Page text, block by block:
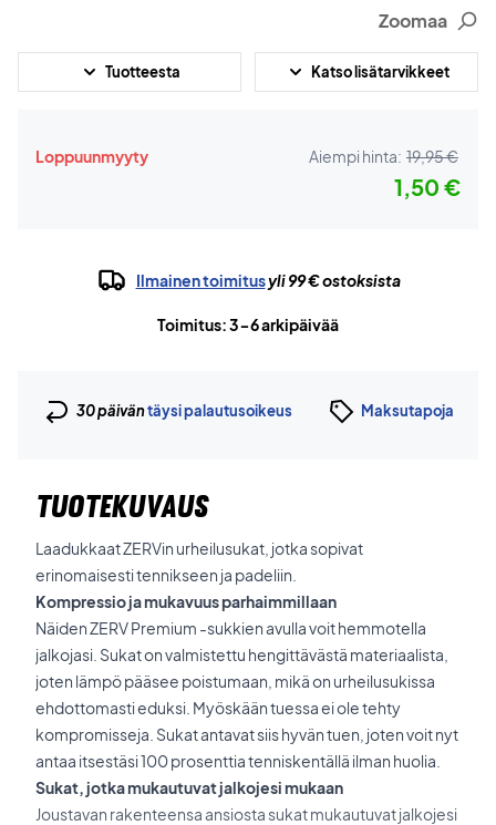
Zoomaa
Tuotteesta Katso lisätarvikkeet
Loppuunmyyty Aiempi hinta: 19,95 €
1,50 €
Ilmainen toimitusyli 99 € ostoksista
Toimitus: 3-6 arkipäivää
30 päiväntäysi palautusoikeus Maksutapoja
TUOTEKUVAUS
Laadukkaat ZERVin urheilusukat, jotka sopivat
erinomaisesti tennikseen ja padeliin.
Kompressio ja mukavuus parhaimmillaan
Näiden ZERV Premium -sukkien avulla voit hemmotella
jalkojasi. Sukat on valmistettu hengittävästä materiaalista,
joten lämpö pääsee poistumaan, mikä on urheilusukissa
ehdottomasti eduksi. Myöskään tuessa ei ole tehty
kompromisseja. Sukat antavat siis hyvän tuen, joten voit nyt
antaa itsestäsi 100 prosenttia tenniskentällä ilman huolia.
Sukat, jotka mukautuvat jalkojesi mukaan
Joustavan rakenteensa ansiosta sukat mukautuvat jalkojesi